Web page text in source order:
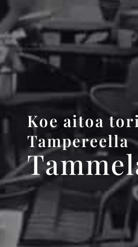
Koe aitoa
Tampereella